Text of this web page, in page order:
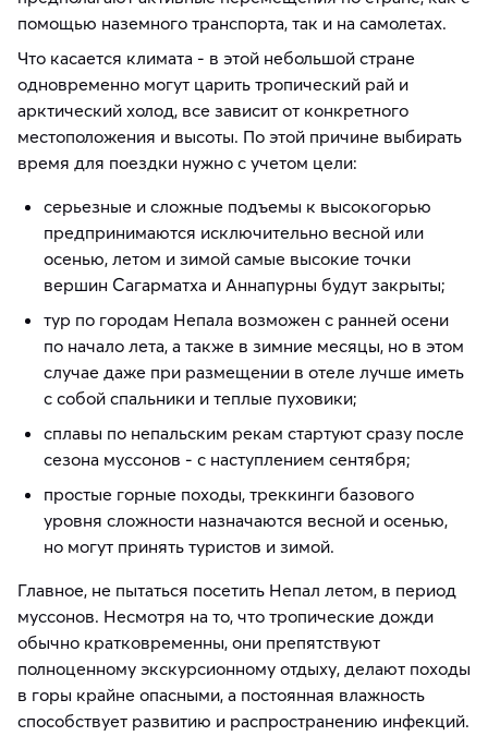
помощью наземного транспорта, так и на самолетах.
Что касается климата - в этой небольшой стране
одновременно могут царить тропический рай и
арктический холод, все зависит от конкретного
местоположения и высоты. По этой причине выбирать
время для поездки нужно с учетом цели:
серьезные и сложные подъемы к высокогорью
предпринимаются исключительно весной или
осенью, летом и зимой самые высокие точки
вершин Сагарматха и Аннапурны будут закрыты;
тур по городам Непала возможен с ранней осени
по начало лета, а также в зимние месяцы, но в этом
случае даже при размещении в отеле лучше иметь
с собой спальники и теплые пуховики;
сплавы по непальским рекам стартуют сразу после
сезона муссонов - с наступлением сентября;
простые горные походы, треккинги базового
уровня сложности назначаются весной и осенью,
но могут принять туристов и зимой.
Главное, не пытаться посетить Непал летом, в период
муссонов. Несмотря на то, что тропические дожди
обычно кратковременны, они препятствуют
полноценному экскурсионному отдыху, делают походы
в горы крайне опасными, а постоянная влажность
способствует развитию и распространению инфекций.